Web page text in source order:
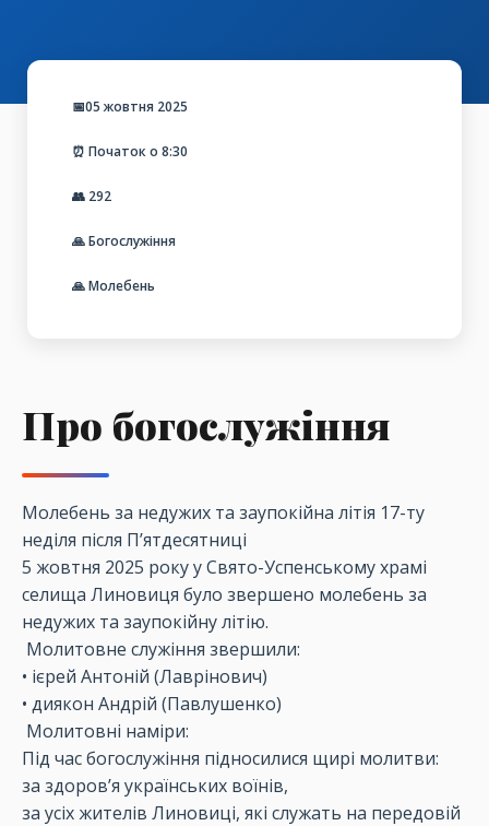
📅05 жовтня 2025
⏰ Початок о 8:30
👥 292
🙏 Богослужіння
🙏 Молебень
Про богослужіння
Молебень за недужих та заупокійна літія 17-ту
неділя після П’ятдесятниці
5 жовтня 2025 року у Свято-Успенському храмі
селища Линовиця було звершено молебень за
недужих та заупокійну літію.
Молитовне служіння звершили:
• ієрей Антоній (Лаврінович)
• диякон Андрій (Павлушенко)
Молитовні наміри:
Під час богослужіння підносилися щирі молитви:
за здоров’я українських воїнів,
за усіх жителів Линовиці, які служать на передовій